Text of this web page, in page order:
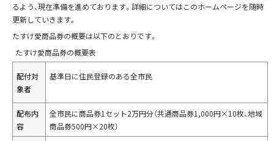
るよう、現在準備を進めております。詳細についてはこのホームページを随時
更新していきます。
たすけ愛商品券の概要は以下のとおりです。
たすけ愛商品券の概要表
配付対
象者
基準日に住民登録のある全市民
配布内
容
全市民に商品券1セット2万円分（共通商品券1,000円×10枚、地域
商品券500円×20枚）